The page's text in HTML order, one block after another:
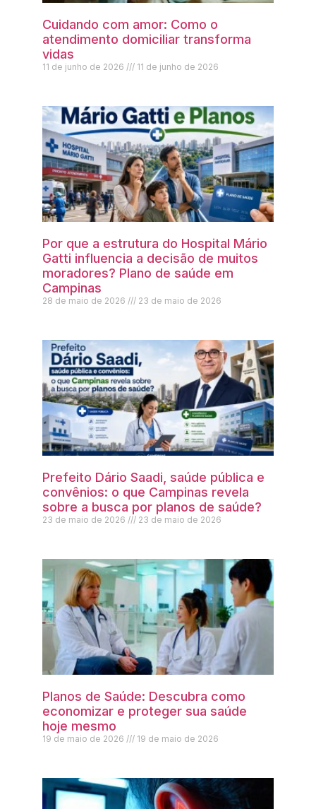
Cuidando com amor: Como o
atendimento domiciliar transforma
vidas
11 de junho de 2026 11 de junho de 2026
Por que a estrutura do Hospital Mário
Gatti influencia a decisão de muitos
moradores? Plano de saúde em
Campinas
28 de maio de 2026 23 de maio de 2026
Prefeito Dário Saadi, saúde pública e
convênios: o que Campinas revela
sobre a busca por planos de saúde?
23 de maio de 2026 23 de maio de 2026
Planos de Saúde: Descubra como
economizar e proteger sua saúde
hoje mesmo
19 de maio de 2026 19 de maio de 2026